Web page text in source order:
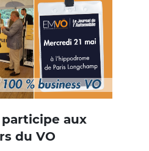
aux
du VO